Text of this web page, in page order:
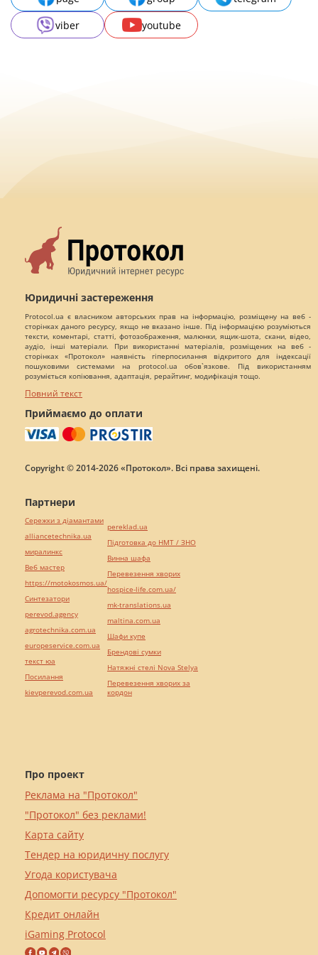
viber
youtube
Юридичні застереження
Protocol.ua є власником авторських прав на інформацію, розміщену на веб -
сторінках даного ресурсу, якщо не вказано інше. Під інформацією розуміються
тексти, коментарі, статті, фотозображення, малюнки, ящик-шота, скани, відео,
аудіо, інші матеріали. При використанні матеріалів, розміщених на веб -
сторінках «Протокол» наявність гіперпосилання відкритого для індексації
пошуковими системами на protocol.ua обов`язкове. Під використанням
розуміється копіювання, адаптація, рерайтинг, модифікація тощо.
Повний текст
Приймаємо до оплати
Copyright © 2014-2026 «Протокол». Всі права захищені.
Про проект
Реклама на "Протокол"
"Протокол" без реклами!
Карта сайту
Тендер на юридичну послугу
Угода користувача
Допомогти ресурсу "Протокол"
Кредит онлайн
iGaming Protocol
Партнери
Сережки з діамантами
alliancetechnika.ua
миралинкс
Веб мастер
https://motokosmos.ua/
Синтезатори
perevod.agency
agrotechnika.com.ua
europeservice.com.ua
текст юа
Посилання
kievperevod.com.ua
pereklad.ua
Підготовка до НМТ / ЗНО
Винна шафа
Перевезення хворих
hospice-life.com.ua/
mk-translations.ua
maltina.com.ua
Шафи купе
Брендові сумки
Натяжні стелі Nova Stelya
Перевезення хворих за
кордон